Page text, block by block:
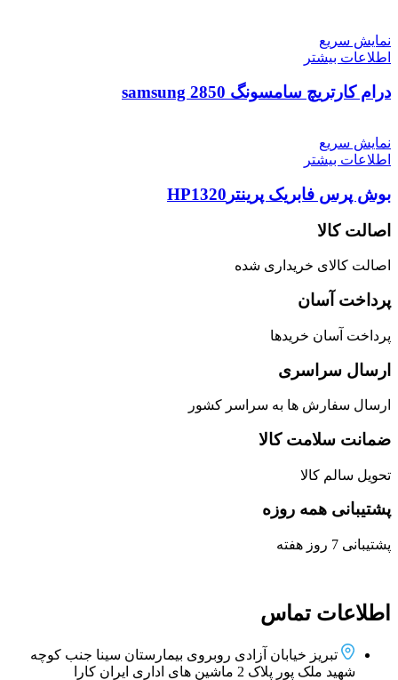
نمایش سریع
اطلاعات بیشتر
درام کارتریچ سامسونگ samsung 2850
نمایش سریع
اطلاعات بیشتر
بوش پرس فابریک پرینترHP1320
اصالت کالا
اصالت کالای خریداری شده
پرداخت آسان
پرداخت آسان خریدها
ارسال سراسری
ارسال سفارش ها به سراسر کشور
ضمانت سلامت کالا
تحویل سالم کالا
پشتیبانی همه روزه
پشتیبانی 7 روز هفته
اطلاعات تماس
تبریز خیابان آزادی روبروی بیمارستان سینا جنب کوچه
شهید ملک پور پلاک 2 ماشین های اداری ایران کارا